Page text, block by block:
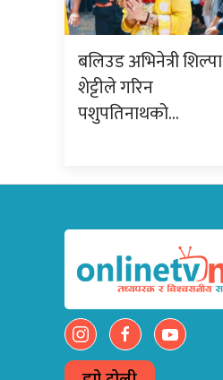
बलिउड अभिनेत्री शिल्पा
शेट्टीले गरिन
पशुपतिनाथको…